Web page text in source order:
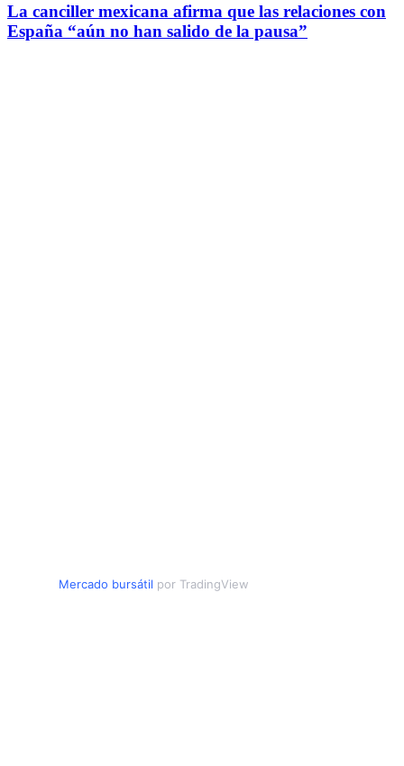
La canciller mexicana afirma que las relaciones con
España “aún no han salido de la pausa”
Mercado bursátil por TradingView